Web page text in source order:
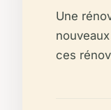
Une
ces